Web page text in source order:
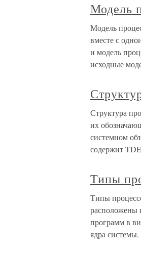
Модель
Модель
вместе с
и модель
исходные
Структура
их
системном
содержит
Типы
Типы
расположены
программ в
ядра системы.